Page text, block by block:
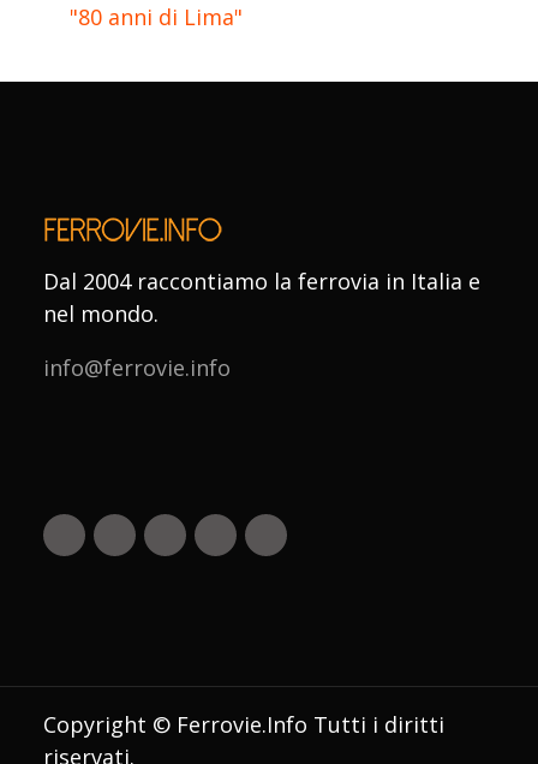
"80 anni di Lima"
Dal 2004 raccontiamo la ferrovia in Italia e
nel mondo.
info@ferrovie.info
Copyright © Ferrovie.Info Tutti i diritti
riservati.